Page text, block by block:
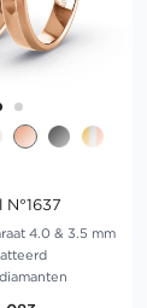
N°1637
4.0 & 3.5 mm